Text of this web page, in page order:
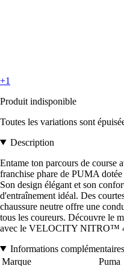
+1
Produit indisponible
Toutes les variations sont
Description
Entame ton parcours de
franchise phare de PUMA
Son design élégant et son
d'entraînement idéal. Des
chaussure neutre offre une
tous les coureurs. Découvre le
avec le VELOCITY NITRO™
Informations complémentaires
Marque
Puma